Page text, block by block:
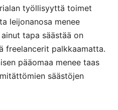
työllisyyttä toimet
leijonanosa menee
tapa säästää on
freelancerit palkkaamatta.
pääomaa menee taas
säästöjen